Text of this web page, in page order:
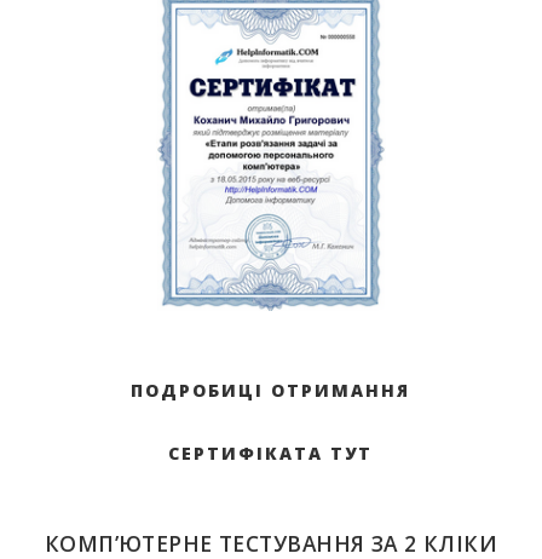
ПОДРОБИЦІ ОТРИМАННЯ
СЕРТИФІКАТА ТУТ
КОМП’ЮТЕРНЕ ТЕСТУВАННЯ ЗА 2 КЛІКИ